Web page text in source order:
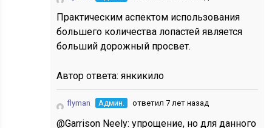
Практическим аспектом использования
большего количества лопастей является
больший дорожный просвет.
Автор ответа:янкикило
flyman Админ. ответил 7 лет назад
@Garrison Neely: упрощение, но для данного